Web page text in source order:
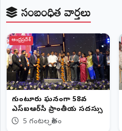
సంబంధిత వార్తలు
ఆంధ్రప్రదేశ్
గుంటూరులో ఘనంగా 58వ
ఎస్‌ఐఆర్‌సీ ప్రాంతీయ సదస్సు
5 గంటల క్రితం